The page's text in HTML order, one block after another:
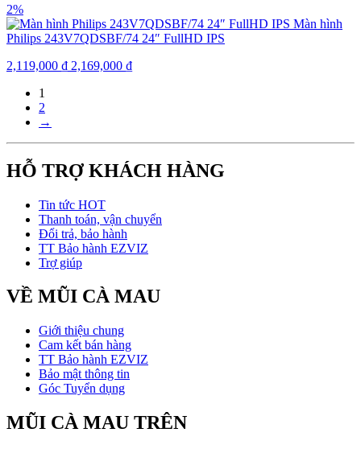
2%
Màn hình
Philips 243V7QDSBF/74 24″ FullHD IPS
2,119,000 ₫ 2,169,000 ₫
1
2
→
HỖ TRỢ KHÁCH HÀNG
Tin tức HOT
Thanh toán, vận chuyển
Đổi trả, bảo hành
TT Bảo hành EZVIZ
Trợ giúp
VỀ MŨI CÀ MAU
Giới thiệu chung
Cam kết bán hàng
TT Bảo hành EZVIZ
Bảo mật thông tin
Góc Tuyển dụng
MŨI CÀ MAU TRÊN